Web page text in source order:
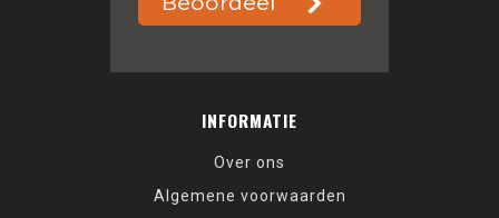
INFORMATIE
Over ons
Algemene voorwaarden